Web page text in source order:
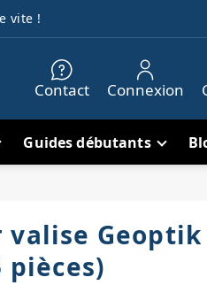
vite !
Contact Connexion
Guides débutants
valise Geoptik
pièces)